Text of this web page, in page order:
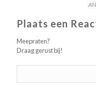
Plaats een
Meepraten?
Draag gerust bij!